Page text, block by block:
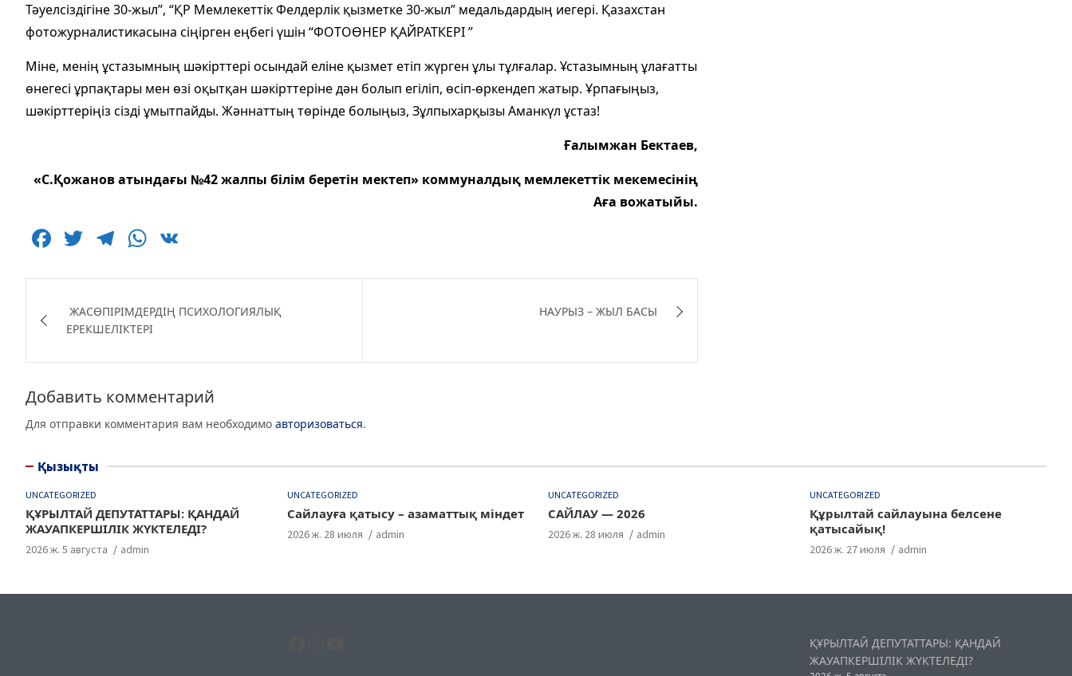
Тәуелсіздігіне 30-жыл”, “ҚР Мемлекеттік Фелдерлік қызметке 30-жыл” медальдардың иегері. Қазахстан
фотожурналистикасына сіңірген еңбегі үшін “ФОТОӨНЕР ҚАЙРАТКЕРІ ”
Міне, менің ұстазымның шәкірттері осындай еліне қызмет етіп жүрген ұлы тұлғалар. Ұстазымның ұлағатты
өнегесі ұрпақтары мен өзі оқытқан шәкірттеріне дән болып егіліп, өсіп-өркендеп жатыр. Ұрпағыңыз,
шәкірттеріңіз сізді ұмытпайды. Жәннаттың төрінде болыңыз, Зұлпыхарқызы Аманкүл ұстаз!
Ғалымжан Бектаев,
«С.Қожанов атындағы №42 жалпы білім беретін мектеп» коммуналдық мемлекеттік мекемесінің
Аға вожатыйы.
F
c
b
o
o
k
T
itt
er
T
e
g
ra
m
W
at
s
A
p
p
по
записям
ЖАСӨПІРІМДЕРДІҢ ПСИХОЛОГИЯЛЫҚ
ЕРЕКШЕЛІКТЕРІ
НАУРЫЗ – ЖЫЛ БАСЫ
Добавить комментарий
Для отправки комментария вам необходимо авторизоваться.
Қызықты
UNCATEGORIZED
ҚҰРЫЛТАЙ ДЕПУТАТТАРЫ: ҚАНДАЙ
ЖАУАПКЕРШІЛІК ЖҮКТЕЛЕДІ?
2026 ж. 5 августа admin
UNCATEGORIZED
Сайлауға қатысу – азаматтық міндет
2026 ж. 28 июля admin
UNCATEGORIZED
САЙЛАУ — 2026
2026 ж. 28 июля admin
UNCATEGORIZED
Құрылтай сайлауына белсене
қатысайық!
2026 ж. 27 июля admin
ҚҰРЫЛТАЙ ДЕПУТАТТАРЫ: ҚАНДАЙ
ЖАУАПКЕРШІЛІК ЖҮКТЕЛЕДІ?